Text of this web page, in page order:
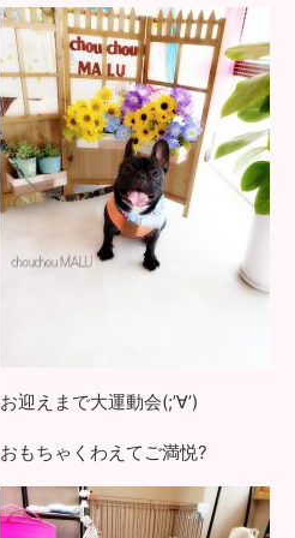
お迎えまで大運動会(;’∀’)
おもちゃくわえてご満悦?